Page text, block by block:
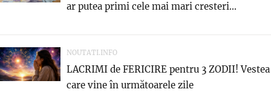
ar putea primi cele mai mari cresteri...
NOUTATI.INFO
LACRIMI de FERICIRE pentru 3 ZODII! Vestea
care vine în următoarele zile